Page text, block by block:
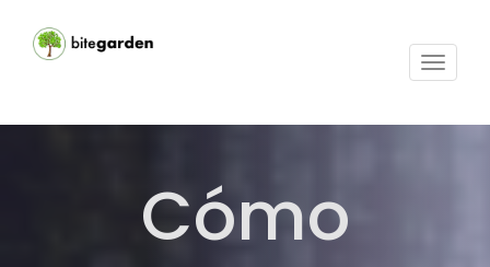
Activar
Cómo